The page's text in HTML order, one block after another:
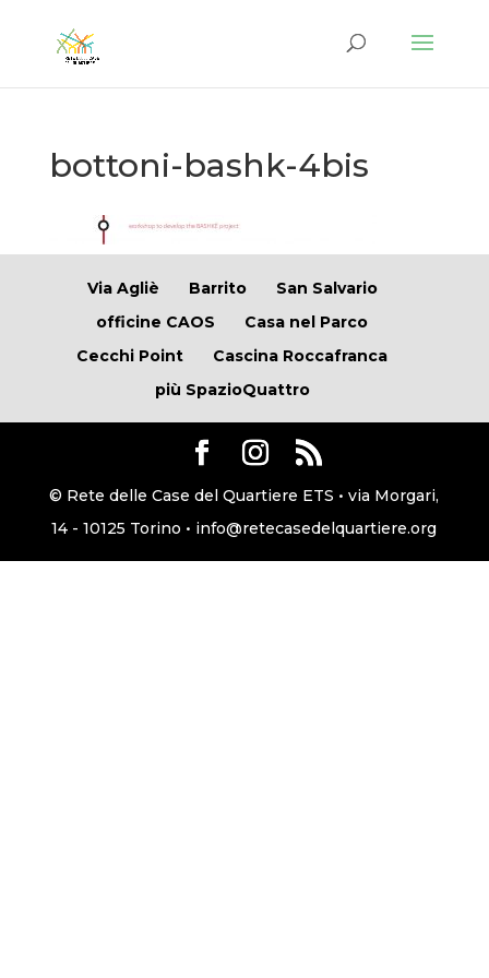
bottoni-bashk-4bis
Via Agliè Barrito
San Salvario
officine CAOS
Casa nel Parco
Cecchi Point
Cascina Roccafranca
più SpazioQuattro
© Rete delle Case del Quartiere ETS • via Morgari,
14 - 10125 Torino • info@retecasedelquartiere.org